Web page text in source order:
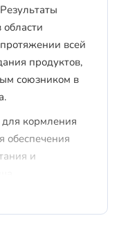
области
всей
продуктов,
союзником в
кормления
обеспечения
и
улучшению